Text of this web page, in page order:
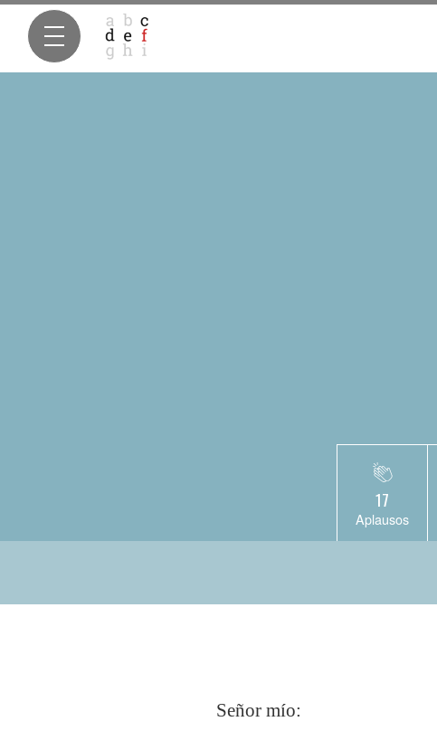
17
Aplausos
Señor mío: